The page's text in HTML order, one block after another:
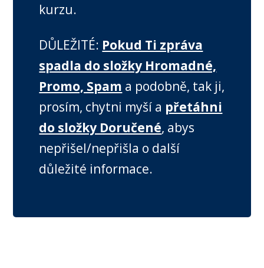
kurzu.
DŮLEŽITÉ: Pokud Ti zpráva
spadla do složky Hromadné,
Promo, Spam a podobně, tak ji,
prosím, chytni myší a přetáhni
do složky Doručené, abys
nepřišel/nepřišla o další
důležité informace.